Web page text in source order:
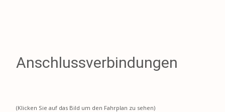
Anschlussverbindungen
(Klicken Sie auf das Bild um den Fahrplan zu sehen)